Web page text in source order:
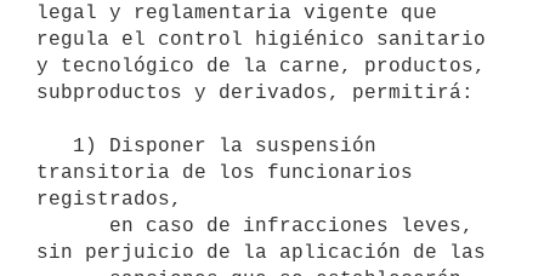
legal y reglamentaria vigente que
regula el control higiénico sanitario
y tecnológico de la carne, productos,
subproductos y derivados, permitirá:
transitoria de los funcionarios
registrados,
sin perjuicio de la aplicación de las